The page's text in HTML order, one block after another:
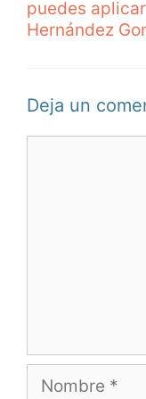
puedes
Hernández
Deja un